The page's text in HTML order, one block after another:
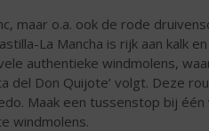
maar o.a. ook de rode
La Mancha is rijk aan kalk
authentieke windmolens,
del Don Quijote’ volgt. Deze
Maak een tussenstop bij
windmolens.